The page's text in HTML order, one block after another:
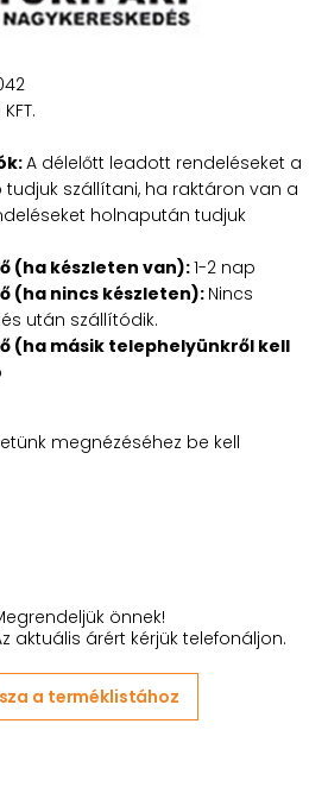
A délelőtt leadott rendeléseket a
szállítani, ha raktáron van a
holnapután tudjuk
(ha készleten van):1-2 nap
(ha nincs készleten): Nincs
után szállítódik.
(ha másik telephelyünkről kell
megnézéséhez be kell
önnek!
aktuális árért kérjük telefonáljon.
a terméklistához